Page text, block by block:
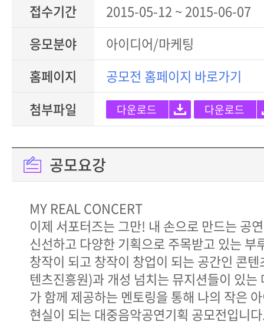
접수기간
2015-05-12 ~ 2015-06-07
응모분야
아이디어/마케팅
홈페이지
공모전 홈페이지 바로가기
첨부파일
다운로드 다운로드
공모요강
MY REAL CONCERT
이제 서포터즈는 그만! 내 손으로 만드는 공
신선하고 다양한 기획으로 주목받고 있는 부
창작이 되고 창작이 창업이 되는 공간인 콘
텐츠진흥원)과 개성 넘치는 뮤지션들이 있
가 함께 제공하는 멘토링을 통해 나의 작은
현실이 되는 대중음악공연기획 공모전입니